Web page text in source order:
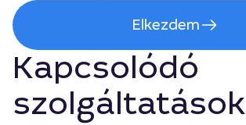
Elkezdem
Kapcsolódó
szolgáltatások